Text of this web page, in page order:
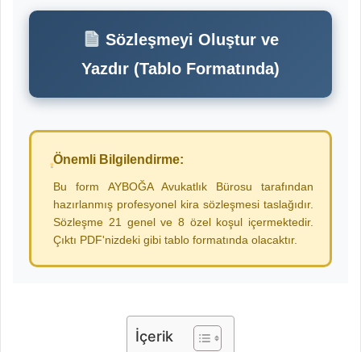
Sözleşmeyi Oluştur ve
Yazdır (Tablo Formatında)
Önemli Bilgilendirme:
Bu form AYBOĞA Avukatlık Bürosu tarafından
hazırlanmış profesyonel kira sözleşmesi taslağıdır.
Sözleşme 21 genel ve 8 özel koşul içermektedir.
Çıktı PDF'nizdeki gibi tablo formatında olacaktır.
İçerik